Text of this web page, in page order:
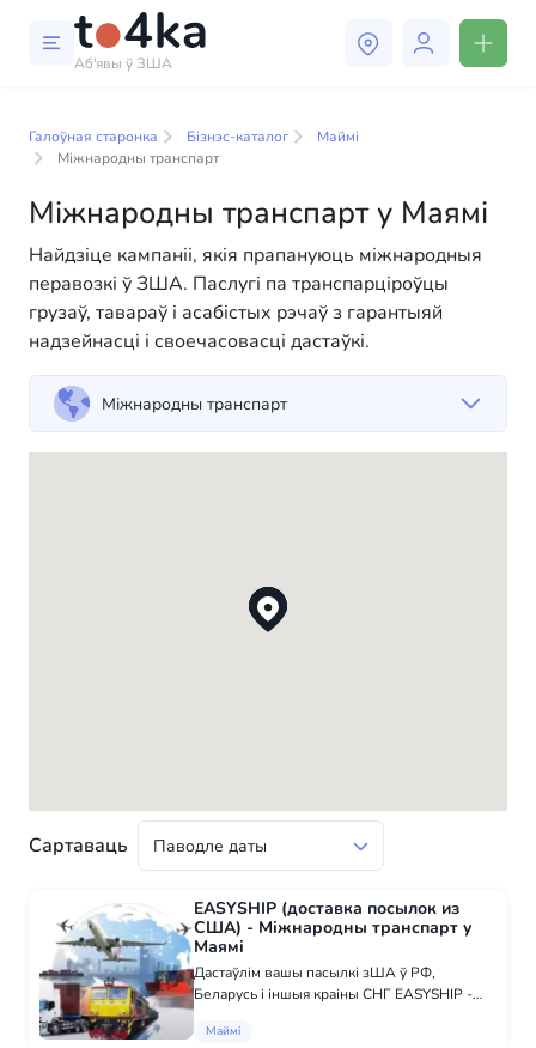
Аб'явы ў ЗША
У нашым каталогу бізнес-паслуг вы знойдзеце
дапамагчы людзям адаптавацца да жыцця ў ЗША.
Мы прапануем разнастайныя рашэнні як для
фізічных, так і для юрыдычных асоб, каб зрабіць
ваша жыццё ў Амерыцы больш камфортным і
зручным. Ад прафесійных кансультацый да
паўсядзённай дапамогі — у нас ёсць усё
неабходнае для паспяховага пачатку вашага новага
жыцця ў ЗША
Галоўная старонка Бізнэс-каталог
Маймі
Міжнародны транспарт
Міжнародны транспарт у Маямі
Найдзіце кампаніі, якія прапануюць міжнародныя
перавозкі ў ЗША. Паслугі па транспарціроўцы
грузаў, тавараў і асабістых рэчаў з гарантыяй
надзейнасці і своечасовасці дастаўкі.
Міжнародны транспарт
Сартаваць
EASYSHIP (доставка посылок из
США) - Міжнародны транспарт у
Маямі
Дастаўлім вашы пасылкі зША ў РФ,
Беларусь і іншыя краіны СНГ EASYSHIP -
тавараў з інтэрнэт-магазінаў у ЗША ў любую
Маймі